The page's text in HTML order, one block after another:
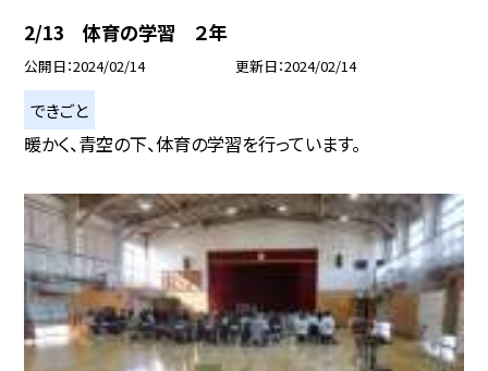
2/13 体育の学習 ２年
公開日 2024/02/14 更新日 2024/02/14
できごと
暖かく、青空の下、体育の学習を行っています。